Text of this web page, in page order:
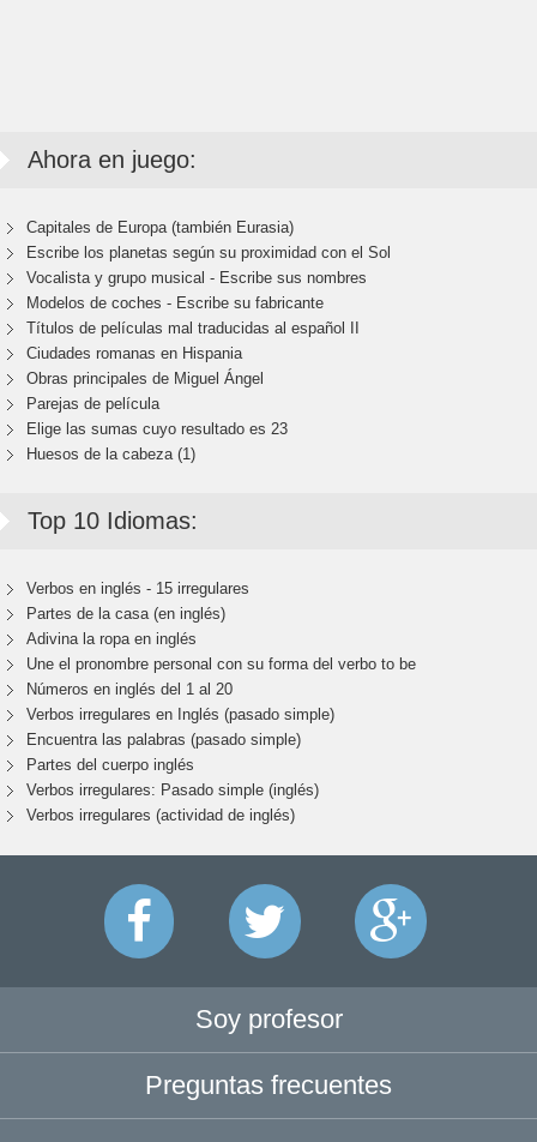
Ahora en juego:
Capitales de Europa (también Eurasia)
Escribe los planetas según su proximidad con el Sol
Vocalista y grupo musical - Escribe sus nombres
Modelos de coches - Escribe su fabricante
Títulos de películas mal traducidas al español II
Ciudades romanas en Hispania
Obras principales de Miguel Ángel
Parejas de película
Elige las sumas cuyo resultado es 23
Huesos de la cabeza (1)
Top 10 Idiomas:
Verbos en inglés - 15 irregulares
Partes de la casa (en inglés)
Adivina la ropa en inglés
Une el pronombre personal con su forma del verbo to be
Números en inglés del 1 al 20
Verbos irregulares en Inglés (pasado simple)
Encuentra las palabras (pasado simple)
Partes del cuerpo inglés
Verbos irregulares: Pasado simple (inglés)
Verbos irregulares (actividad de inglés)
Soy profesor
Preguntas frecuentes